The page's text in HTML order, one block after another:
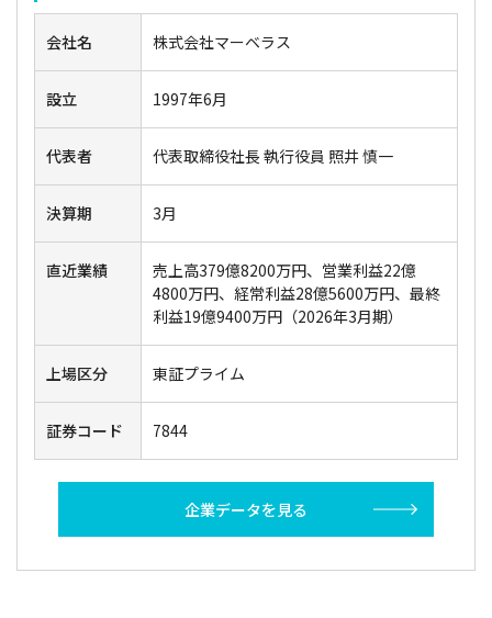
会社名 株式会社マーベラス
設立 1997年6月
代表者 代表取締役社長 執行役員 照井 慎一
決算期 3月
直近業績
売上高379億8200万円、営業利益22億
4800万円、経常利益28億5600万円、最終
利益19億9400万円（2026年3月期）
上場区分 東証プライム
証券コード 7844
企業データを見る